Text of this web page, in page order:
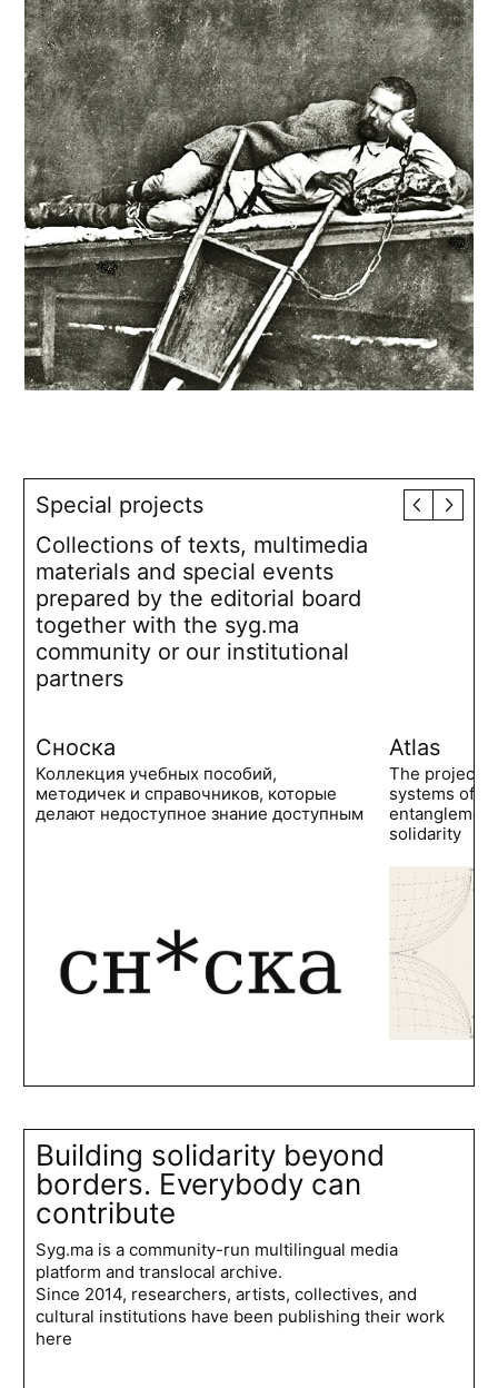
Special projects
Collections of texts, multimedia
materials and special events
prepared by the editorial board
together with the syg.ma
community or our institutional
partners
Сноска
Коллекция учебных пособий,
методичек и справочников, которые
делают недоступное знание доступным
Atlas
The project
systems of
solidarity
Building solidarity beyond
borders. Everybody can
contribute
Syg.ma is a community-run multilingual media
platform and translocal archive.
Since 2014, researchers, artists, collectives, and
cultural institutions have been publishing their work
here